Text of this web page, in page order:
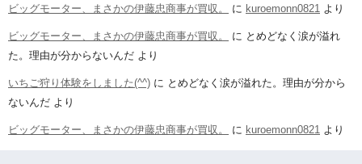
ビッグモーター、まさかの伊藤忠商事が買収。 に kuroemonn0821 より
ビッグモーター、まさかの伊藤忠商事が買収。 に とめどなく涙が溢れ
た。理由が分からないんだ より
いちご狩り体験をしました(^^) に とめどなく涙が溢れた。理由が分から
ないんだ より
ビッグモーター、まさかの伊藤忠商事が買収。 に kuroemonn0821 より